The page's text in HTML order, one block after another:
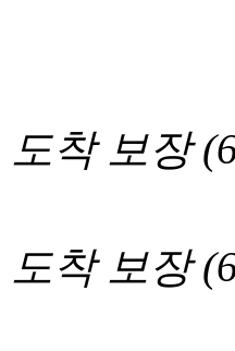
도착 보장(
도착 보장(